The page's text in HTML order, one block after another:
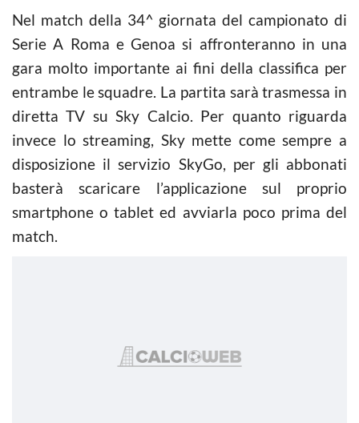
Nel match della 34^ giornata del campionato di
Serie A Roma e Genoa si affronteranno in una
gara molto importante ai fini della classifica per
entrambe le squadre. La partita sarà trasmessa in
diretta TV su Sky Calcio. Per quanto riguarda
invece lo streaming, Sky mette come sempre a
disposizione il servizio SkyGo, per gli abbonati
basterà scaricare l’applicazione sul proprio
smartphone o tablet ed avviarla poco prima del
match.